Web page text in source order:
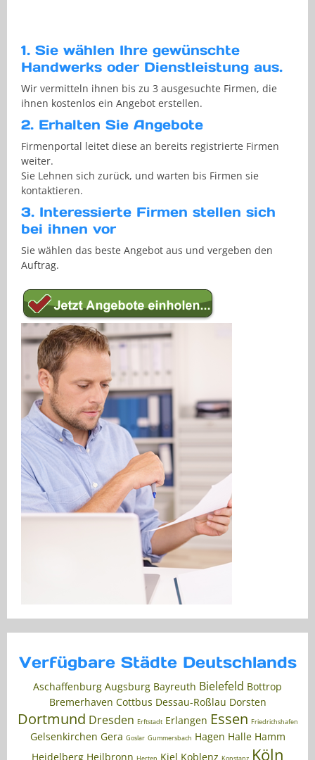
1. Sie wählen Ihre gewünschte
Handwerks oder Dienstleistung aus.
Wir vermitteln ihnen bis zu 3 ausgesuchte Firmen, die
ihnen kostenlos ein Angebot erstellen.
2. Erhalten Sie Angebote
Firmenportal leitet diese an bereits registrierte Firmen
weiter.
Sie Lehnen sich zurück, und warten bis Firmen sie
kontaktieren.
3. Interessierte Firmen stellen sich
bei ihnen vor
Sie wählen das beste Angebot aus und vergeben den
Auftrag.
Verfügbare Städte Deutschlands
Aschaffenburg Augsburg Bayreuth Bielefeld Bottrop
Bremerhaven Cottbus Dessau-Roßlau Dorsten
Dortmund Dresden Erftstadt Erlangen Essen Friedrichshafen
Gelsenkirchen Gera Goslar Gummersbach Hagen Halle Hamm
Heidelberg Heilbronn Herten Kiel Koblenz Konstanz Köln